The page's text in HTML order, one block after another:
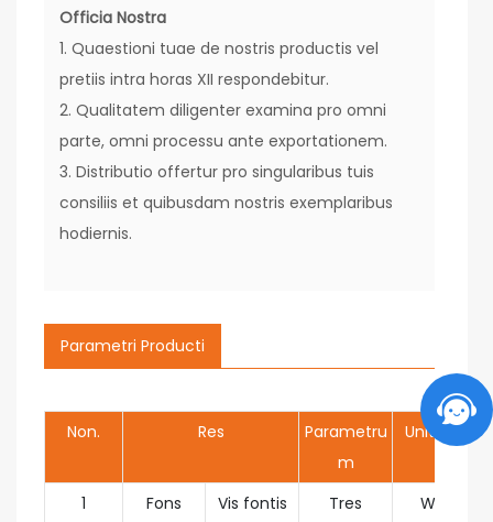
Officia Nostra
1. Quaestioni tuae de nostris productis vel
pretiis intra horas XII respondebitur.
2. Qualitatem diligenter examina pro omni
parte, omni processu ante exportationem.
3. Distributio offertur pro singularibus tuis
consiliis et quibusdam nostris exemplaribus
hodiernis.
Parametri Producti
Non. Res
Parametru
m
Unitas
1
Fons
Vis fontis
Tres W